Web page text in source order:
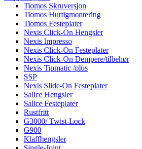
Tiomos Skruversjon
Tiomos Hurtigmontering
Tiomos Festeplater
Nexis Click-On Hengsler
Nexis Impresso
Nexis Click-On Festeplater
Nexis Click-On Dempere/tilbehør
Nexis Tipmatic /plus
SSP
Nexis Slide-On Festeplater
Salice Hengsler
Salice Festeplater
Rustfritt
G3000/ Twist-Lock
G900
Klaffhengsler